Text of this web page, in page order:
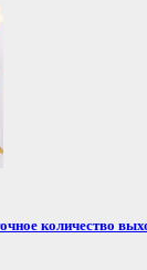
количество